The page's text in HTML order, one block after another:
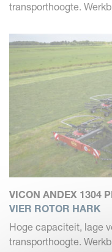
transporthoogte.
VICON ANDEX 1304
VIER ROTOR HARK
Hoge capaciteit, lage
transporthoogte.